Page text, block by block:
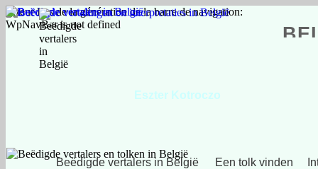
Erreur lors de la génération de la barre de navigation:
WpNavBar is not defined
Beëdigde vertalers in België Een tolk vinden
Eszter Kotroczo